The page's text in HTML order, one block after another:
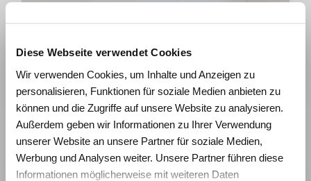
Diese Webseite verwendet Cookies
Wir verwenden Cookies, um Inhalte und Anzeigen zu
personalisieren, Funktionen für soziale Medien anbieten zu
können und die Zugriffe auf unsere Website zu analysieren.
Außerdem geben wir Informationen zu Ihrer Verwendung
unserer Website an unsere Partner für soziale Medien,
Werbung und Analysen weiter. Unsere Partner führen diese
Informationen möglicherweise mit weiteren Daten
Wie beeinflussen Räume
Lernen und Wohlbefinden?
Erleben Sie die Wirkung von
Raumgestaltung anhand realistischer
Simulationen und gewinnen Sie konkrete
Impulse für die Planung zukunftsfähiger
Lernräume.